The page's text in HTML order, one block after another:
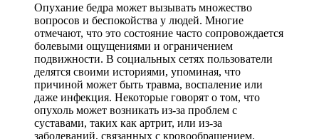
Опухание бедра может вызывать множество
вопросов и беспокойства у людей. Многие
отмечают, что это состояние часто сопровождается
болевыми ощущениями и ограничением
подвижности. В социальных сетях пользователи
делятся своими историями, упоминая, что
причиной может быть травма, воспаление или
даже инфекция. Некоторые говорят о том, что
опухоль может возникать из-за проблем с
суставами, таких как артрит, или из-за
заболеваний, связанных с кровообращением.